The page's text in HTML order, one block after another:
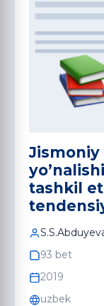
Jismoniy
tashkil
93 bet
2019
uzbek